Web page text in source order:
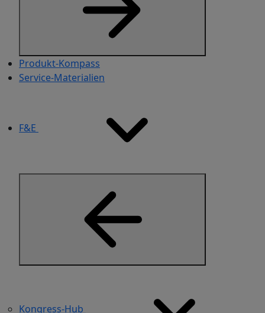
Produkt-Kompass
Service-Materialien​
F&E
Kongress-Hub